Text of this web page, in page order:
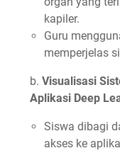
kapiler.
Guru
memperjelas
b. Visualisasi
Aplikasi Deep
Siswa dibagi
akses ke